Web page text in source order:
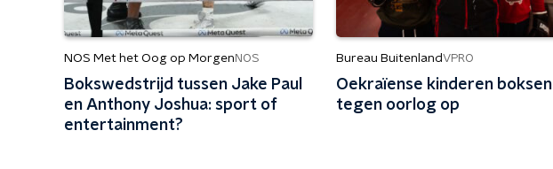
NOS Met het Oog op Morgen NOS
Bokswedstrijd tussen Jake Paul
en Anthony Joshua: sport of
entertainment?
Bureau BuitenlandVPRO
Oekraïense kinderen boksen
tegen oorlog op